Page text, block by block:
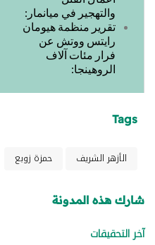
والتهجير في ميانمار:
تقرير منظمة هيومان
رايتس ووتش عن
فرار مئات آلاف
الروهينجا:
Tags
الأزهر الشريف حمزة زوبع
شارك هذه المدونة
آخر التحقيقات